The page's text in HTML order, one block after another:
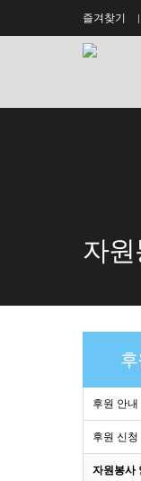
즐겨찾기
자원
후원 안내
후원 신청
자원봉사